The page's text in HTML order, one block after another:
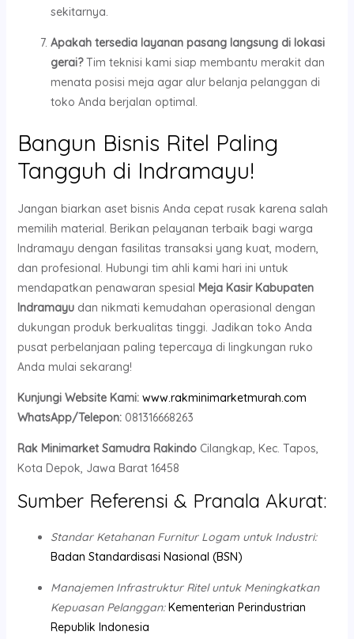
sekitarnya.
Apakah tersedia layanan pasang langsung di lokasi
gerai?Tim teknisi kami siap membantu merakit dan
menata posisi meja agar alur belanja pelanggan di
toko Anda berjalan optimal.
Bangun Bisnis Ritel Paling
Tangguh di Indramayu!
Jangan biarkan aset bisnis Anda cepat rusak karena salah
memilih material. Berikan pelayanan terbaik bagi warga
Indramayu dengan fasilitas transaksi yang kuat, modern,
dan profesional. Hubungi tim ahli kami hari ini untuk
mendapatkan penawaran spesial Meja Kasir Kabupaten
Indramayudan nikmati kemudahan operasional dengan
dukungan produk berkualitas tinggi. Jadikan toko Anda
pusat perbelanjaan paling tepercaya di lingkungan ruko
Anda mulai sekarang!
Kunjungi Website Kami: www.rakminimarketmurah.com
WhatsApp/Telepon:081316668263
Rak Minimarket Samudra RakindoCilangkap, Kec. Tapos,
Kota Depok, Jawa Barat 16458
Sumber Referensi & Pranala Akurat:
Standar Ketahanan Furnitur Logam untuk Industri:
Badan Standardisasi Nasional (BSN)
Manajemen Infrastruktur Ritel untuk Meningkatkan
Kepuasan Pelanggan: Kementerian Perindustrian
Republik Indonesia